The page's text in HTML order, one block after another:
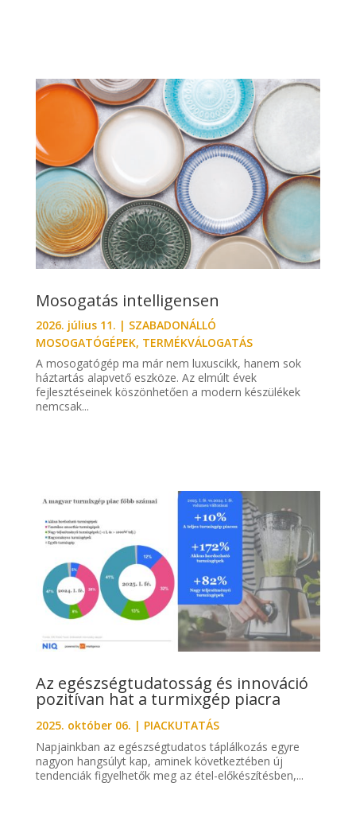
Mosogatás intelligensen
2026. július 11. | SZABADONÁLLÓ
MOSOGATÓGÉPEK, TERMÉKVÁLOGATÁS
A mosogatógép ma már nem luxuscikk, hanem sok
háztartás alapvető eszköze. Az elmúlt évek
fejlesztéseinek köszönhetően a modern készülékek
nemcsak...
Az egészségtudatosság és innováció
pozitívan hat a turmixgép piacra
2025. október 06. | PIACKUTATÁS
Napjainkban az egészségtudatos táplálkozás egyre
nagyon hangsúlyt kap, aminek következtében új
tendenciák figyelhetők meg az étel-előkészítésben,...